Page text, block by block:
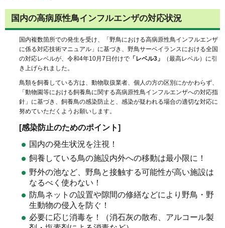
国内の高病原性鳥インフルエンザの対応状況
国内複数箇所での発生を受け、「野鳥における高病原性鳥インフルエンザ
に係る対応技術マニュアル」に基づき、野鳥サーベイランスにおける全国
の対応レベルが、令和4年10月7日付けで 「レベル3」
（最高レベル）に引
き上げられました。
鳥類を飼養している方は、動物取扱業者、個人の方の区別にかかわらず、
「動物園等における飼養鳥に関する高病原性鳥インフルエンザへの対応指
針」に基づき、飼養鳥の感染防止と、感染が疑われる場合の適切な対応に
努めていただくようお願いします。
[感染防止のためのポイント]
国内の発生状況を注視！
飼養している鳥の施設内外への移動は最小限に！
野外の池など、野鳥と接触する可能性が高い施設は
なるべく使わない！
防鳥ネットの設置や隙間の修繕などにより野鳥・野
生動物の侵入を防ぐ！
必要に応じ消毒を！（消石灰の散布、アルコール製